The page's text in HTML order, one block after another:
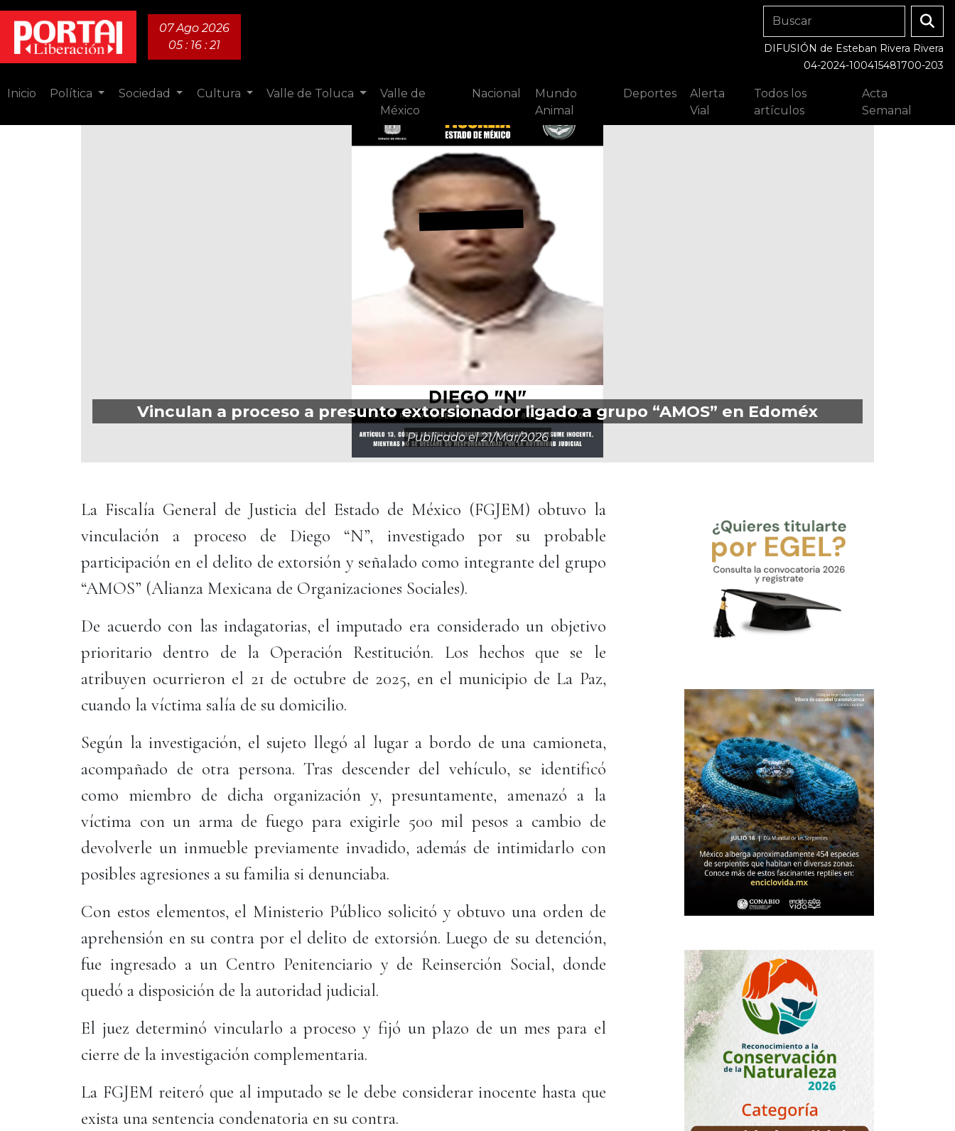
07 Ago 2026
05 : 16 : 22
DIFUSIÓN de Esteban Rivera Rivera
04-2024-100415481700-203
Inicio Política Sociedad Cultura Valle de Toluca
Valle de
México
Nacional
Mundo
Animal
Deportes
Alerta
Vial
Todos los
artículos
Acta
Semanal
Vinculan a proceso a presunto extorsionador ligado a grupo “AMOS” en Edoméx
Publicado el21/mar/2026
La Fiscalía General de Justicia del Estado de México (FGJEM) obtuvo la
vinculación a proceso de Diego “N”, investigado por su probable
participación en el delito de extorsión y señalado como integrante del grupo
“AMOS” (Alianza Mexicana de Organizaciones Sociales).
De acuerdo con las indagatorias, el imputado era considerado un objetivo
prioritario dentro de la Operación Restitución. Los hechos que se le
atribuyen ocurrieron el 21 de octubre de 2025, en el municipio de La Paz,
cuando la víctima salía de su domicilio.
Según la investigación, el sujeto llegó al lugar a bordo de una camioneta,
acompañado de otra persona. Tras descender del vehículo, se identificó
como miembro de dicha organización y, presuntamente, amenazó a la
víctima con un arma de fuego para exigirle 500 mil pesos a cambio de
devolverle un inmueble previamente invadido, además de intimidarlo con
posibles agresiones a su familia si denunciaba.
Con estos elementos, el Ministerio Público solicitó y obtuvo una orden de
aprehensión en su contra por el delito de extorsión. Luego de su detención,
fue ingresado a un Centro Penitenciario y de Reinserción Social, donde
quedó a disposición de la autoridad judicial.
El juez determinó vincularlo a proceso y fijó un plazo de un mes para el
cierre de la investigación complementaria.
La FGJEM reiteró que al imputado se le debe considerar inocente hasta que
exista una sentencia condenatoria en su contra.